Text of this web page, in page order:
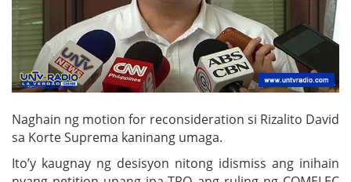
Naghain ng motion for reconsideration si Rizalito David
sa Korte Suprema kaninang umaga.
Ito’y kaugnay ng desisyon nitong idismiss ang inihain